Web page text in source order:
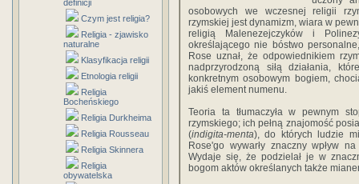
definicji
Czym jest religia?
Religia - zjawisko
naturalne
Klasyfikacja religii
Etnologia religii
Religia
Bocheńskiego
Religia Durkheima
Religia Rousseau
Religia Skinnera
Religia
obywatelska
osobowych we wczesnej religii
rzymskiej jest dynamizm, wiara w
religią Malenezejczyków i
określającego nie bóstwo
Rose uznał, że odpowiednikiem
nadprzyrodzoną siłą działania,
konkretnym osobowym bogiem,
jakiś element numenu.
Teoria ta tłumaczyła w pewnym
rzymskiego; ich pełną znajomość
(indigita-menta), do których ludzie
Rose'go wywarły znaczny wpływ
Wydaje się, że podzielał je w
bogom aktów określanych także